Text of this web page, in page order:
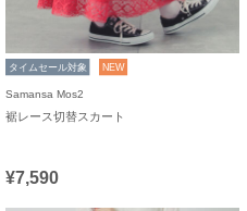
タイムセール対象 NEW
Samansa Mos2
裾レース切替スカート
¥7,590